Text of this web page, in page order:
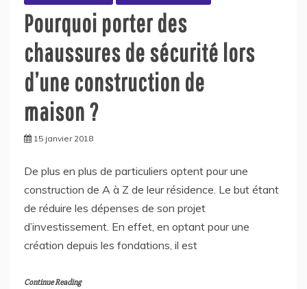
Pourquoi porter des
chaussures de sécurité lors
d’une construction de
maison ?
15 janvier 2018
De plus en plus de particuliers optent pour une
construction de A à Z de leur résidence. Le but étant
de réduire les dépenses de son projet
d’investissement. En effet, en optant pour une
création depuis les fondations, il est
Continue Reading